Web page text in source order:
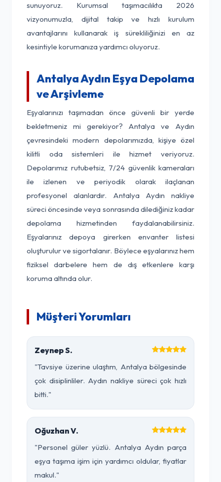
sunuyoruz. Kurumsal taşımacılıkta 2026
vizyonumuzla, dijital takip ve hızlı kurulum
avantajlarını kullanarak iş sürekliliğinizi en az
kesintiyle korumanıza yardımcı oluyoruz.
Antalya Aydın Eşya Depolama
ve Arşivleme
Eşyalarınızı taşımadan önce güvenli bir yerde
bekletmeniz mi gerekiyor? Antalya ve Aydın
çevresindeki modern depolarımızda, kişiye özel
kilitli oda sistemleri ile hizmet veriyoruz.
Depolarımız rutubetsiz, 7/24 güvenlik kameraları
ile izlenen ve periyodik olarak ilaçlanan
profesyonel alanlardır. Antalya Aydın nakliye
süreci öncesinde veya sonrasında dilediğiniz kadar
depolama hizmetinden faydalanabilirsiniz.
Eşyalarınız depoya girerken envanter listesi
oluşturulur ve sigortalanır. Böylece eşyalarınız hem
fiziksel darbelere hem de dış etkenlere karşı
koruma altında olur.
Müşteri Yorumları
Zeynep S.
"Tavsiye üzerine ulaştım, Antalya bölgesinde
çok disiplinliler. Aydın nakliye süreci çok hızlı
bitti."
Oğuzhan V.
"Personel güler yüzlü. Antalya Aydın parça
eşya taşıma işim için yardımcı oldular, fiyatlar
makul."